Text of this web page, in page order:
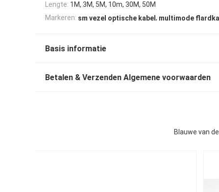
Lengte: 1M, 3M, 5M, 10m, 30M, 50M
Markeren: sm vezel optische kabel , multimode
Basis informatie
Betalen & Verzenden Algemene voorwaarden
Blauwe van